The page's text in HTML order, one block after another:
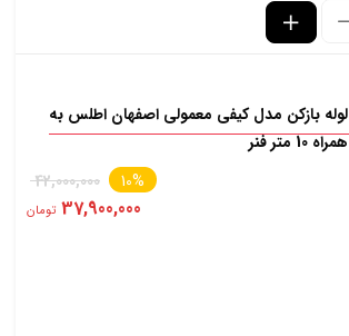
لوله بازکن مدل کیفی معمولی اصفهان اطلس به
همراه 10 متر فنر
10%
42,000,000
37,900,000 تومان